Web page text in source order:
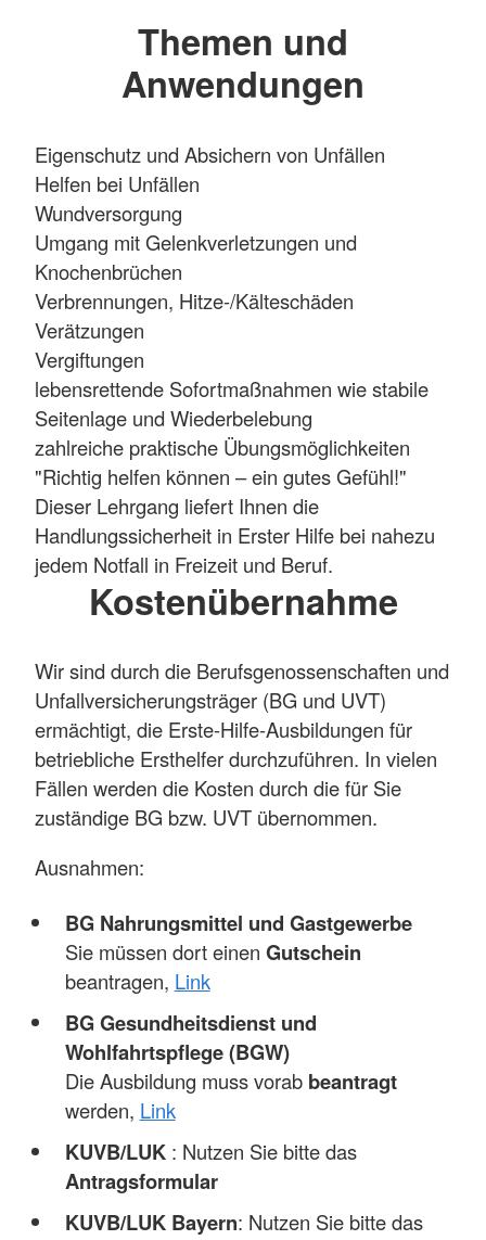
Themen und
Anwendungen
Eigenschutz und Absichern von Unfällen
Helfen bei Unfällen
Wundversorgung
Umgang mit Gelenkverletzungen und
Knochenbrüchen
Verbrennungen, Hitze-/Kälteschäden
Verätzungen
Vergiftungen
lebensrettende Sofortmaßnahmen wie stabile
Seitenlage und Wiederbelebung
zahlreiche praktische Übungsmöglichkeiten
"Richtig helfen können – ein gutes Gefühl!"
Dieser Lehrgang liefert Ihnen die
Handlungssicherheit in Erster Hilfe bei nahezu
jedem Notfall in Freizeit und Beruf.
Kostenübernahme
Wir sind durch die Berufsgenossenschaften und
Unfallversicherungsträger (BG und UVT)
ermächtigt, die Erste-Hilfe-Ausbildungen für
betriebliche Ersthelfer durchzuführen. In vielen
Fällen werden die Kosten durch die für Sie
zuständige BG bzw. UVT übernommen.
Ausnahmen:
BG Nahrungsmittel und Gastgewerbe
Sie müssen dort einen Gutschein
beantragen, Link
BG Gesundheitsdienst und
Wohlfahrtspflege (BGW)
Die Ausbildung muss vorab beantragt
werden, Link
KUVB/LUK : Nutzen Sie bitte das
Antragsformular
KUVB/LUK Bayern: Nutzen Sie bitte das